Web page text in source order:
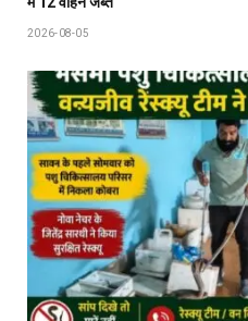
2026-08-05